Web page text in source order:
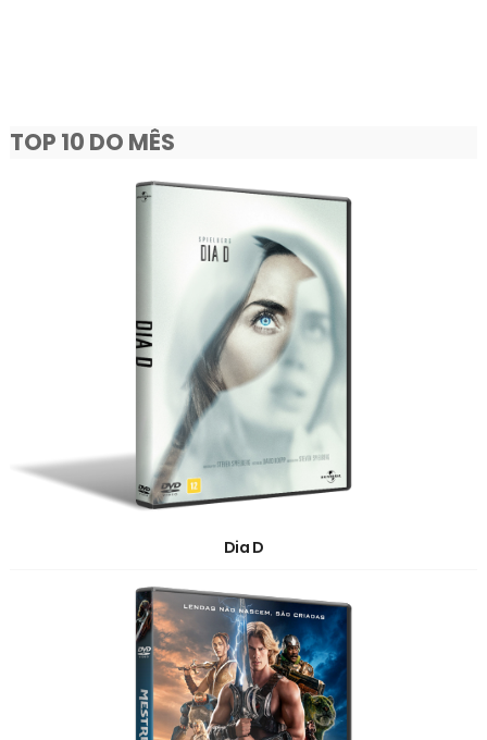
TOP 10 DO MÊS
Dia D